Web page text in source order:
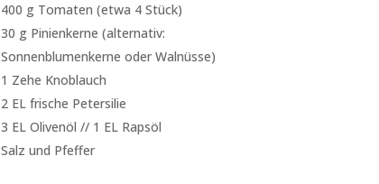
400 g Tomaten (etwa 4 Stück)
30 g Pinienkerne (alternativ:
Sonnenblumenkerne oder Walnüsse)
1 Zehe Knoblauch
2 EL frische Petersilie
3 EL Olivenöl // 1 EL Rapsöl
Salz und Pfeffer